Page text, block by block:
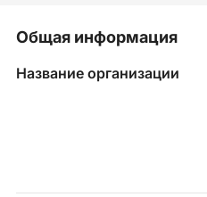
Общая информация
Название организации